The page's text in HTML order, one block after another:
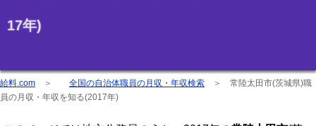
17年)
給料.com ＞ 全国の自治体職員の月収・年収検索 ＞ 常陸太田市(茨城県)職
員の月収・年収を知る(2017年)